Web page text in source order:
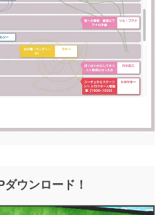
ウンロード！